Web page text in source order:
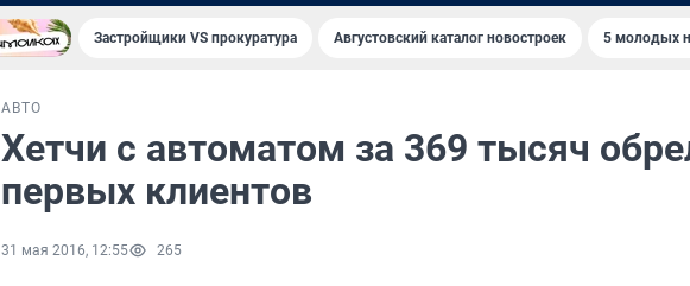
Застройщики VS прокуратура Августовский каталог новостроек 5 молодых
АВТО
Хетчи с автоматом за 369 тысяч
первых клиентов
31 мая 2016, 12:55 265